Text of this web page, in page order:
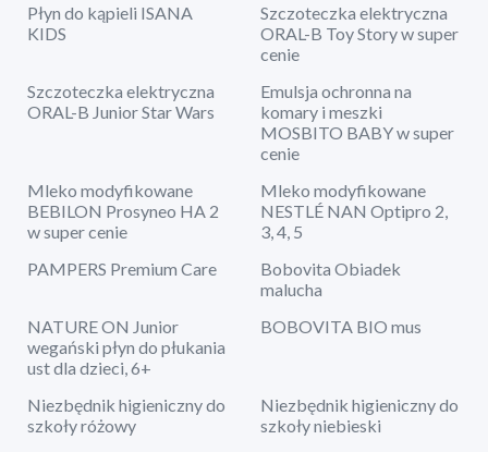
Płyn do kąpieli ISANA
KIDS
Szczoteczka elektryczna
ORAL-B Toy Story w super
cenie
Szczoteczka elektryczna
ORAL-B Junior Star Wars
Emulsja ochronna na
komary i meszki
MOSBITO BABY w super
cenie
Mleko modyfikowane
BEBILON Prosyneo HA 2
w super cenie
Mleko modyfikowane
NESTLÉ NAN Optipro 2,
3, 4, 5
PAMPERS Premium Care
Bobovita Obiadek
malucha
NATURE ON Junior
wegański płyn do płukania
ust dla dzieci, 6+
BOBOVITA BIO mus
Niezbędnik higieniczny do
szkoły różowy
Niezbędnik higieniczny do
szkoły niebieski